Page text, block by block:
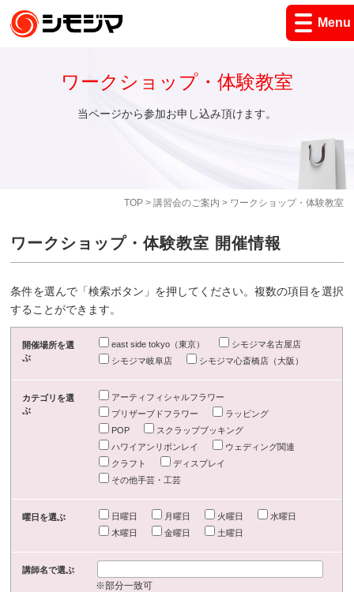
Menu
TOP> 講習会のご案内 > ワークショップ・体験教室
ワークショップ・体験教室
当ページから参加お申し込み頂けます。
ワークショップ・体験教室 開催情報
条件を選んで「検索ボタン」を押してください。複数の項目を選択
することができます。
開催場所を選
ぶ
east side tokyo（東京）
シモジマ名古屋店
シモジマ岐阜店
シモジマ心斎橋店（大阪）
カテゴリを選
ぶ
アーティフィシャルフラワー
プリザーブドフラワー
ラッピング
POP
スクラップブッキング
ハワイアンリボンレイ
ウェディング関連
クラフト
ディスプレイ
その他手芸・工芸
曜日を選ぶ 日曜日 月曜日 火曜日
水曜日
木曜日
金曜日 土曜日
講師名で選ぶ
※部分一致可